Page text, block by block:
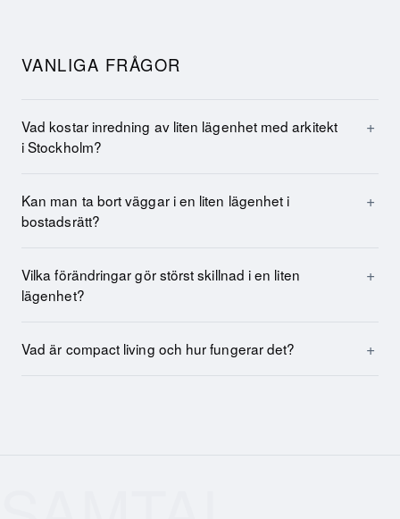
VANLIGA FRÅGOR
Vad kostar inredning av liten lägenhet med arkitekt
i Stockholm?
Kan man ta bort väggar i en liten lägenhet i
bostadsrätt?
Vilka förändringar gör störst skillnad i en liten
lägenhet?
Vad är compact living och hur fungerar det?